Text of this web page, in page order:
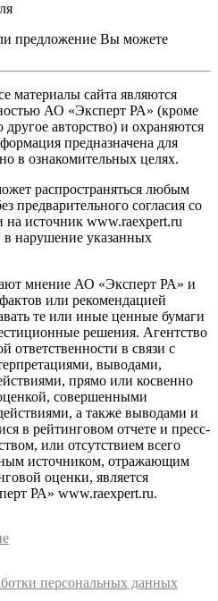
предложение Вы можете
материалы сайта являются
АО «Эксперт РА» (кроме
другое авторство) и охраняются
предназначена для
в ознакомительных целях.
распространяться любым
предварительного согласия со
источник www.raexpert.ru
нарушение указанных
мнение АО «Эксперт РА» и
или рекомендацией
те или иные ценные бумаги
решения. Агентство
ответственности в связи с
выводами,
прямо или косвенно
совершенными
а также выводами и
в рейтинговом отчете и пресс-
или отсутствием всего
источником, отражающим
оценки, является
РА» www.raexpert.ru.
персональных данных